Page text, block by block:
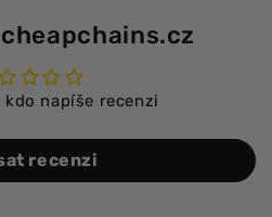
napíše recenzi
recenzi